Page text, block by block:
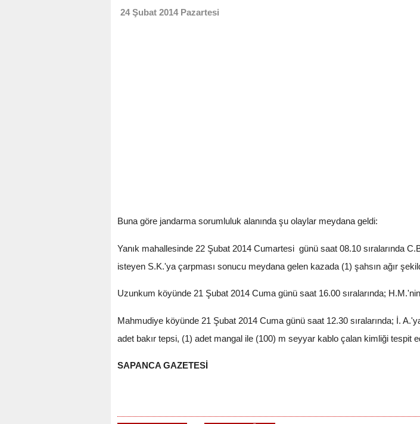
24 Şubat 2014 Pazartesi
Buna göre jandarma sorumluluk alanında şu olaylar meydana geldi:
Yanık mahallesinde 22 Şubat 2014 Cumartesi günü saat 08.10 sıralarında
isteyen S.K.'ya çarpması sonucu meydana gelen kazada (1) şahsın ağır
Uzunkum köyünde 21 Şubat 2014 Cuma günü saat 16.00 sıralarında;
Mahmudiye köyünde 21 Şubat 2014 Cuma günü saat 12.30 sıralarında; İ.
adet bakır tepsi, (1) adet mangal ile (100) m seyyar kablo çalan kimliği tespit
SAPANCA GAZETESİ